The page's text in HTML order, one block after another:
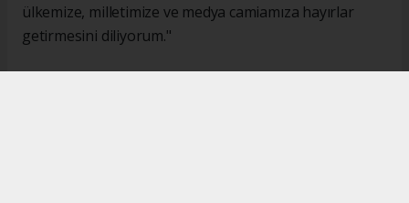
ülkemize, milletimize ve medya camiamıza hayırlar
getirmesini diliyorum."